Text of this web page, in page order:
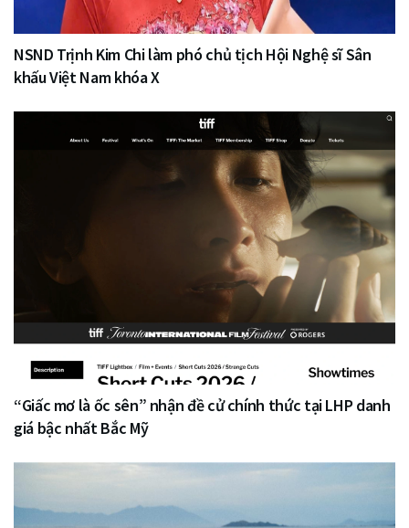
NSND Trịnh Kim Chi làm phó chủ tịch Hội Nghệ sĩ Sân
khấu Việt Nam khóa X
“Giấc mơ là ốc sên” nhận đề cử chính thức tại LHP danh
giá bậc nhất Bắc Mỹ